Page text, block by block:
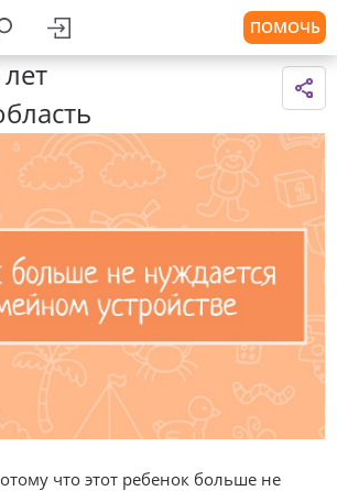
ПОМОЧЬ
что этот ребенок больше не